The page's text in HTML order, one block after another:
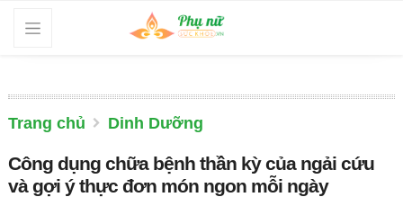
Trang chủ Dinh Dưỡng
Công dụng chữa bệnh thần kỳ của ngải cứu
và gợi ý thực đơn món ngon mỗi ngày